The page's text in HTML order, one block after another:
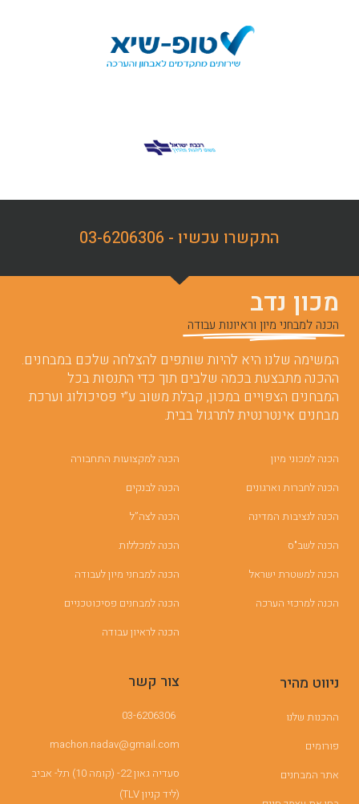
התקשרו עכשיו - 03-6206306
מכון נדב
הכנה למבחני מיון וראיונות עבודה
המשימה שלנו היא להיות שותפים להצלחה שלכם במבחנים.
ההכנה מתבצעת בכמה שלבים תוך כדי התנסות בכל
המבחנים הצפויים במכון, קבלת משוב ע”י פסיכולוג וערכת
מבחנים אינטרנטית לתרגול בבית.
הכנה למכוני מיון
הכנה לחברות וארגונים
הכנה לנציבות המדינה
הכנה לשב"ס
הכנה למשטרת ישראל
הכנה למרכזי הערכה
הכנה למקצועות התחבורה
הכנה לבנקים
הכנה לצה”ל
הכנה למכללות
הכנה למבחני מיון לעבודה
הכנה למבחנים פסיכוטכניים
הכנה לראיון עבודה
ניווט מהיר
ההכנות שלנו
פורומים
אתר המבחנים
צור קשר
03-6206306
machon.nadav@gmail.com
סעדיה גאון 22- (קומה 10) תל- אביב
(ליד קניון TLV)